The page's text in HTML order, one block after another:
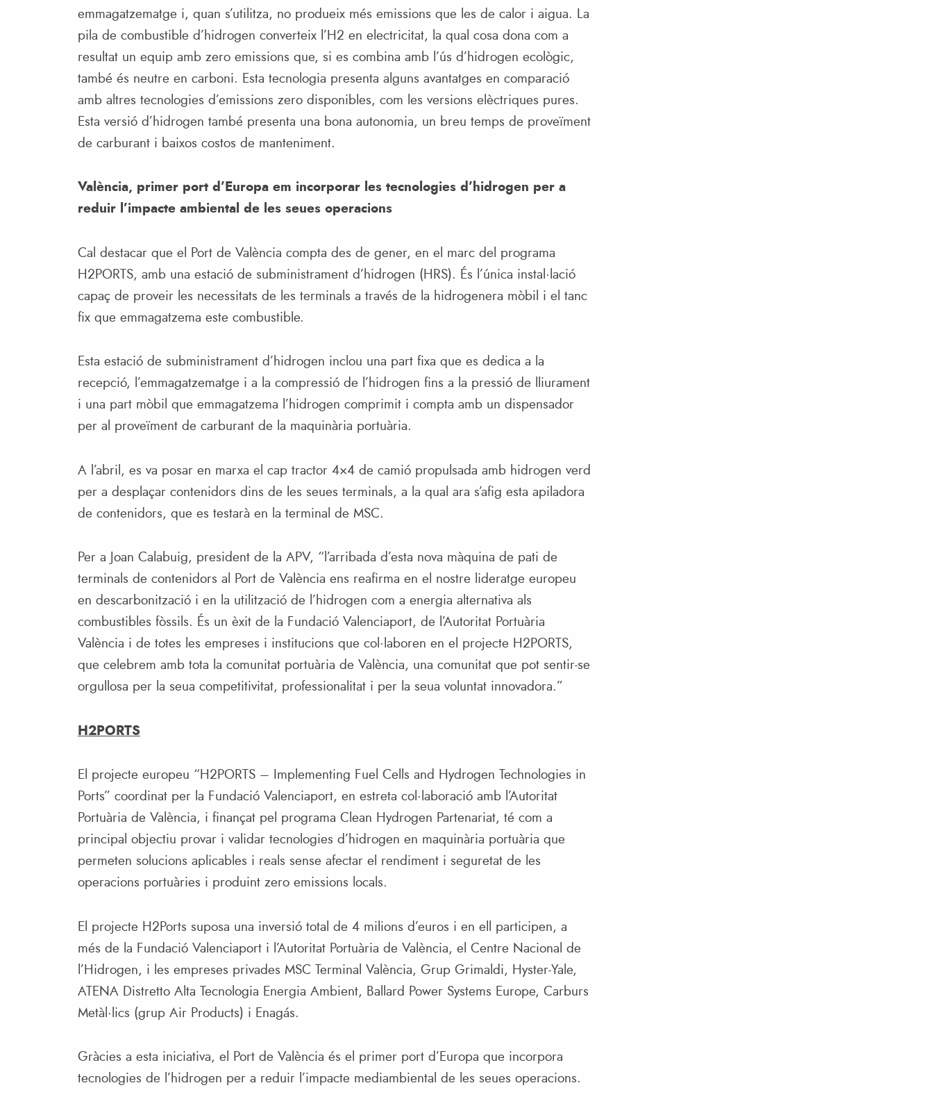
emmagatzematge i, quan s’utilitza, no produeix més emissions que les de calor i aigua. La
pila de combustible d’hidrogen converteix l’H2 en electricitat, la qual cosa dona com a
resultat un equip amb zero emissions que, si es combina amb l’ús d’hidrogen ecològic,
també és neutre en carboni. Esta tecnologia presenta alguns avantatges en comparació
amb altres tecnologies d’emissions zero disponibles, com les versions elèctriques pures.
Esta versió d’hidrogen també presenta una bona autonomia, un breu temps de proveïment
de carburant i baixos costos de manteniment.
València, primer port d’Europa em incorporar les tecnologies d’hidrogen per a
reduir l’impacte ambiental de les seues operacions
Cal destacar que el Port de València compta des de gener, en el marc del programa
H2PORTS, amb una estació de subministrament d’hidrogen (HRS). És l’única instal·lació
capaç de proveir les necessitats de les terminals a través de la hidrogenera mòbil i el tanc
fix que emmagatzema este combustible.
Esta estació de subministrament d’hidrogen inclou una part fixa que es dedica a la
recepció, l’emmagatzematge i a la compressió de l’hidrogen fins a la pressió de lliurament
i una part mòbil que emmagatzema l’hidrogen comprimit i compta amb un dispensador
per al proveïment de carburant de la maquinària portuària.
A l’abril, es va posar en marxa el cap tractor 4×4 de camió propulsada amb hidrogen verd
per a desplaçar contenidors dins de les seues terminals, a la qual ara s’afig esta apiladora
de contenidors, que es testarà en la terminal de MSC.
Per a Joan Calabuig, president de la APV, “l’arribada d’esta nova màquina de pati de
terminals de contenidors al Port de València ens reafirma en el nostre lideratge europeu
en descarbonització i en la utilització de l’hidrogen com a energia alternativa als
combustibles fòssils. És un èxit de la Fundació Valenciaport, de l’Autoritat Portuària
València i de totes les empreses i institucions que col·laboren en el projecte H2PORTS,
que celebrem amb tota la comunitat portuària de València, una comunitat que pot sentir-se
orgullosa per la seua competitivitat, professionalitat i per la seua voluntat innovadora.”
H2PORTS
El projecte europeu “H2PORTS – Implementing Fuel Cells and Hydrogen Technologies in
Ports” coordinat per la Fundació Valenciaport, en estreta col·laboració amb l’Autoritat
Portuària de València, i finançat pel programa Clean Hydrogen Partenariat, té com a
principal objectiu provar i validar tecnologies d’hidrogen en maquinària portuària que
permeten solucions aplicables i reals sense afectar el rendiment i seguretat de les
operacions portuàries i produint zero emissions locals.
El projecte H2Ports suposa una inversió total de 4 milions d’euros i en ell participen, a
més de la Fundació Valenciaport i l’Autoritat Portuària de València, el Centre Nacional de
l’Hidrogen, i les empreses privades MSC Terminal València, Grup Grimaldi, Hyster-Yale,
ATENA Distretto Alta Tecnologia Energia Ambient, Ballard Power Systems Europe, Carburs
Metàl·lics (grup Air Products) i Enagás.
Gràcies a esta iniciativa, el Port de València és el primer port d’Europa que incorpora
tecnologies de l’hidrogen per a reduir l’impacte mediambiental de les seues operacions.